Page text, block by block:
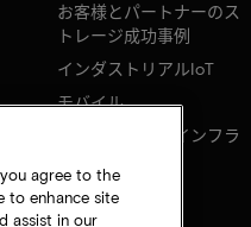
お客様とパートナーのス
トレージ成功事例
インダストリアルIoT
モバイル
ネットワークのインフラ
you agree to the
to enhance site
assist in our